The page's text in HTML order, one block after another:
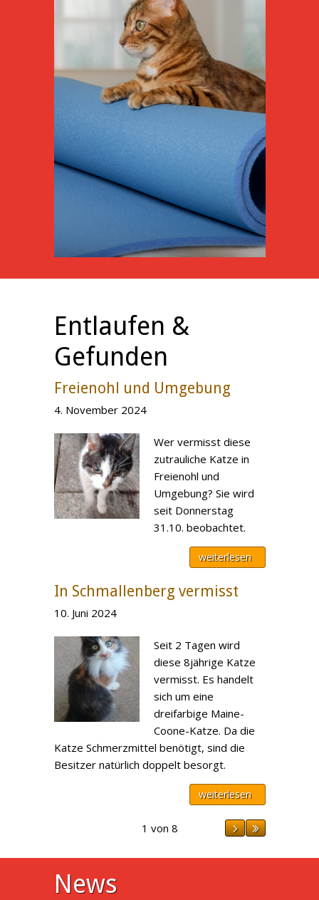
Entlaufen &
Gefunden
Freienohl und Umgebung
4. November 2024
Wer vermisst diese
zutrauliche Katze in
Freienohl und
Umgebung? Sie wird
seit Donnerstag
31.10. beobachtet.
weiterlesen
In Schmallenberg vermisst
10. Juni 2024
Seit 2 Tagen wird
diese 8jährige Katze
vermisst. Es handelt
sich um eine
dreifarbige Maine-
Coone-Katze. Da die
Katze Schmerzmittel benötigt, sind die
Besitzer natürlich doppelt besorgt.
weiterlesen
1 von 8
News